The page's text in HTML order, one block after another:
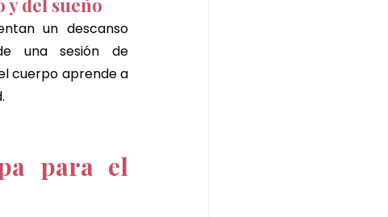
y del sueño
un descanso
una sesión de
cuerpo aprende a
para el